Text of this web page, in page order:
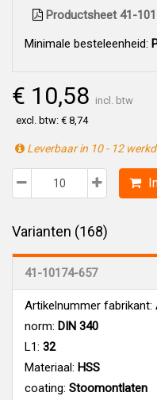
Productsheet 41-
Minimale besteleenheid:
€ 10,58 incl. btw
excl. btw: € 8,74
Leverbaar in 10 - 12
Varianten (168)
41-10174-657
Artikelnummer fabrikant:
norm: DIN 340
L1: 32
Materiaal: HSS
coating: Stoomontlaten